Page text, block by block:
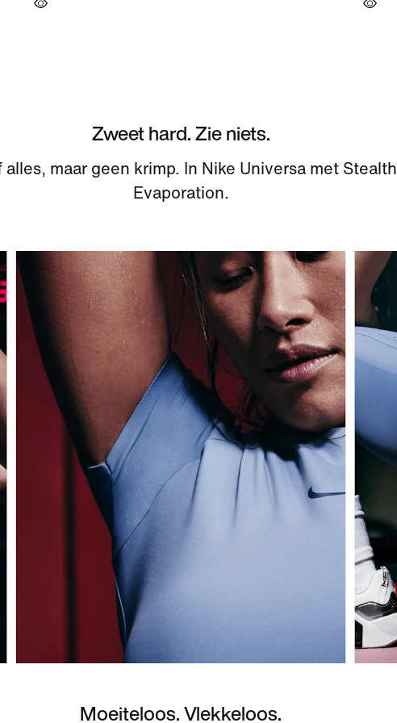
Zweet hard. Zie niets.
alles, maar geen krimp. In Nike Universa met Stealth
Evaporation.
Moeiteloos. Vlekkeloos.